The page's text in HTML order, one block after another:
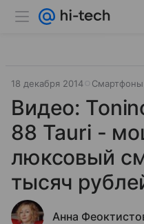
18 декабря 2014 Смартфоны
Видео:
88 Tauri -
люксовый
тысяч
Анна